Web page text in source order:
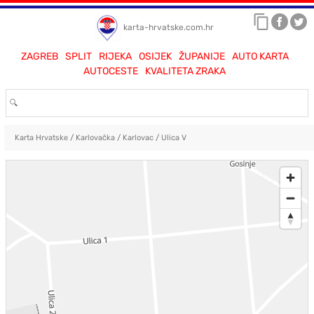
karta-hrvatske.com.hr
ZAGREB SPLIT RIJEKA OSIJEK ŽUPANIJE
AUTO KARTA
AUTOCESTE
KVALITETA ZRAKA
Karta Hrvatske/ Karlovačka/ Karlovac/ Ulica V